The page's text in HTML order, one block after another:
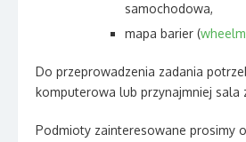
samochodowa,
mapa barier (
Do przeprowadzenia zadania
komputerowa lub przynajmniej sala
Podmioty zainteresowane prosimy o